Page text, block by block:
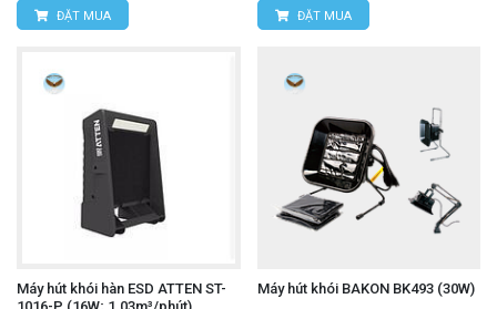
ĐẶT MUA ĐẶT MUA
Máy hút khói hàn ESD ATTEN ST-
Máy hút khói BAKON BK493 (30W)